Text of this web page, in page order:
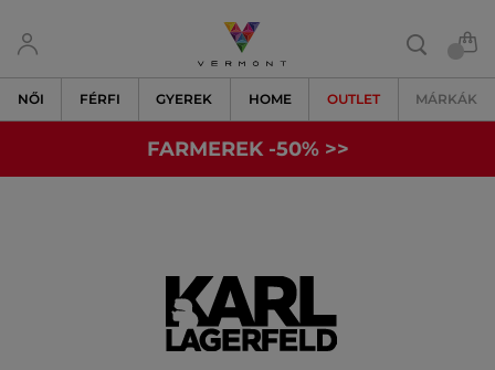
NŐI FÉRFI GYEREK HOME OUTLET MÁRKÁK
FARMEREK -50% >>